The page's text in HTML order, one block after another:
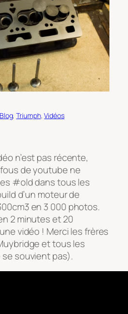
, Triumph, Vidéos
n’est pas récente,
de youtube ne
#old dans tous les
d’un moteur de
en 3 000 photos.
2 minutes et 20
vidéo ! Merci les frères
et tous les
souvient pas).